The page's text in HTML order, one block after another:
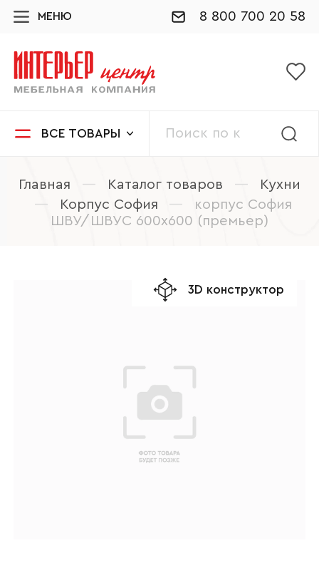
МЕНЮ 8 800 700 20 58
ВСЕ ТОВАРЫ
Главная — Каталог товаров —
Кухни
—
Корпус София —
корпус София
ШВУ/ШВУС 600х600 (премьер)
3D конструктор